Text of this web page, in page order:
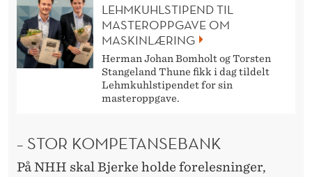
LEHMKUHLSTIPEND TIL
MASTEROPPGAVE OM
MASKINLÆRING
Herman Johan Bomholt og Torsten
Stangeland Thune fikk i dag tildelt
Lehmkuhlstipendet for sin
masteroppgave.
– STOR KOMPETANSEBANK
På NHH skal Bjerke holde forelesninger,